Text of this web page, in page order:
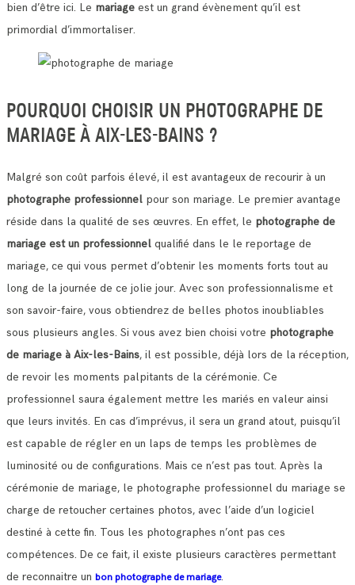
bien d’être ici. Le mariage est un grand évènement qu’il est
primordial d’immortaliser.
POURQUOI CHOISIR UN PHOTOGRAPHE DE
MARIAGE À AIX-LES-BAINS ?
Malgré son coût parfois élevé, il est avantageux de recourir à un
photographe professionnel pour son mariage. Le premier avantage
réside dans la qualité de ses œuvres. En effet, le photographe de
mariage est un professionnel qualifié dans le le reportage de
mariage, ce qui vous permet d’obtenir les moments forts tout au
long de la journée de ce jolie jour. Avec son professionnalisme et
son savoir-faire, vous obtiendrez de belles photos inoubliables
sous plusieurs angles. Si vous avez bien choisi votre photographe
de mariage à Aix-les-Bains, il est possible, déjà lors de la réception,
de revoir les moments palpitants de la cérémonie. Ce
professionnel saura également mettre les mariés en valeur ainsi
que leurs invités. En cas d’imprévus, il sera un grand atout, puisqu’il
est capable de régler en un laps de temps les problèmes de
luminosité ou de configurations. Mais ce n’est pas tout. Après la
cérémonie de mariage, le photographe professionnel du mariage se
charge de retoucher certaines photos, avec l’aide d’un logiciel
destiné à cette fin. Tous les photographes n’ont pas ces
compétences. De ce fait, il existe plusieurs caractères permettant
de reconnaitre un bon photographe de mariage.